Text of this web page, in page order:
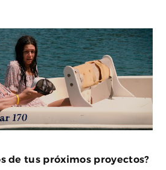
de tus próximos proyectos?